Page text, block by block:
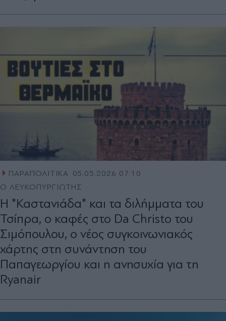
ΠΑΡΑΠΟΛΙΤΙΚΑ 05.05.2026 07:10
Ο ΛΕΥΚΟΠΥΡΓΙΩΤΗΣ
Η "Καστανιάδα" και τα διλήμματα του
Τσίπρα, ο καφές στο Da Christo του
Σιμόπουλου, ο νέος συγκοινωνιακός
χάρτης στη συνάντηση του
Παπαγεωργίου και η ανησυχία για τη
Ryanair